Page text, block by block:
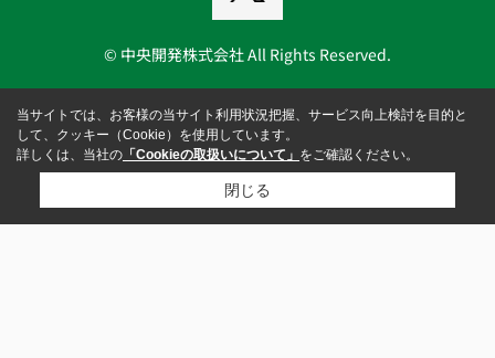
© 中央開発株式会社 All Rights Reserved.
当サイトでは、お客様の当サイト利用状況把握、サービス向上検討を目的と
して、クッキー（Cookie）を使用しています。
詳しくは、当社の 「Cookieの取扱いについて」 をご確認ください。
閉じる